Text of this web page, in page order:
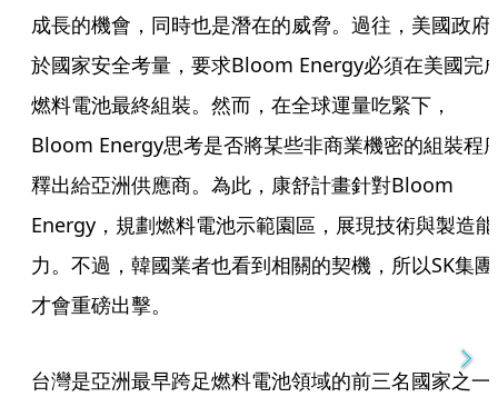
成長的機會，同時也是潛在的威脅。過往，美國政府
於國家安全考量，要求Bloom Energy必須在美國完
燃料電池最終組裝。然而，在全球運量吃緊下，
Bloom Energy思考是否將某些非商業機密的組裝程
釋出給亞洲供應商。為此，康舒計畫針對Bloom
Energy，規劃燃料電池示範園區，展現技術與製造能
力。不過，韓國業者也看到相關的契機，所以SK集團
才會重磅出擊。
台灣是亞洲最早跨足燃料電池領域的前三名國家之一